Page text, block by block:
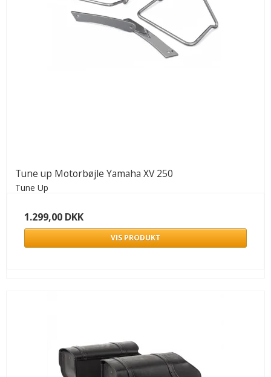
Tune up Motorbøjle Yamaha XV 250
Tune Up
1.299,00 DKK
VIS PRODUKT